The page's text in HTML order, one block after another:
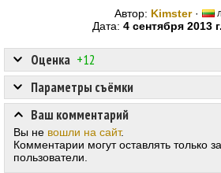
Автор: Kimster·
Дата: 4 сентября 2013
Оценка +12
Параметры съёмки
Ваш комментарий
Вы не вошли на сайт.
Комментарии могут оставлять только
пользователи.